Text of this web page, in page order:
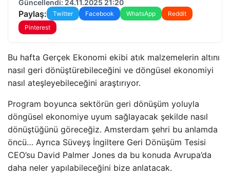
Güncellendi: 24.11.2025 21:20
Paylaş: Twitter Facebook WhatsApp
Reddit
Pinterest
Bu hafta Gerçek Ekonomi ekibi atık malzemelerin altını
nasıl geri dönüştürebileceğini ve döngüsel ekonomiyi
nasıl ateşleyebileceğini araştırıyor.
Program boyunca sektörün geri dönüşüm yoluyla
döngüsel ekonomiye uyum sağlayacak şekilde nasıl
dönüştüğünü göreceğiz. Amsterdam şehri bu anlamda
öncü… Ayrıca Süveyş İngiltere Geri Dönüşüm Tesisi
CEO’su David Palmer Jones da bu konuda Avrupa’da
daha neler yapılabileceğini bize anlatacak.